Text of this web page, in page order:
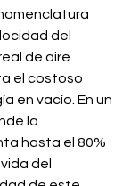
del
de aire
el costoso
en vacío. En un
la
hasta el 80%
del